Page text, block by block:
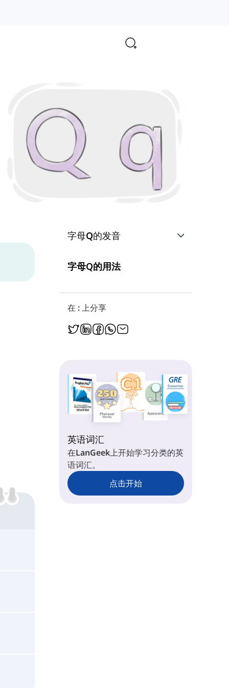
字母Q的发音
发音：/k/
字母Q的用法
在 : 上分享
英语词汇
在LanGeek上开始学习分类的英
语词汇。
点击开始